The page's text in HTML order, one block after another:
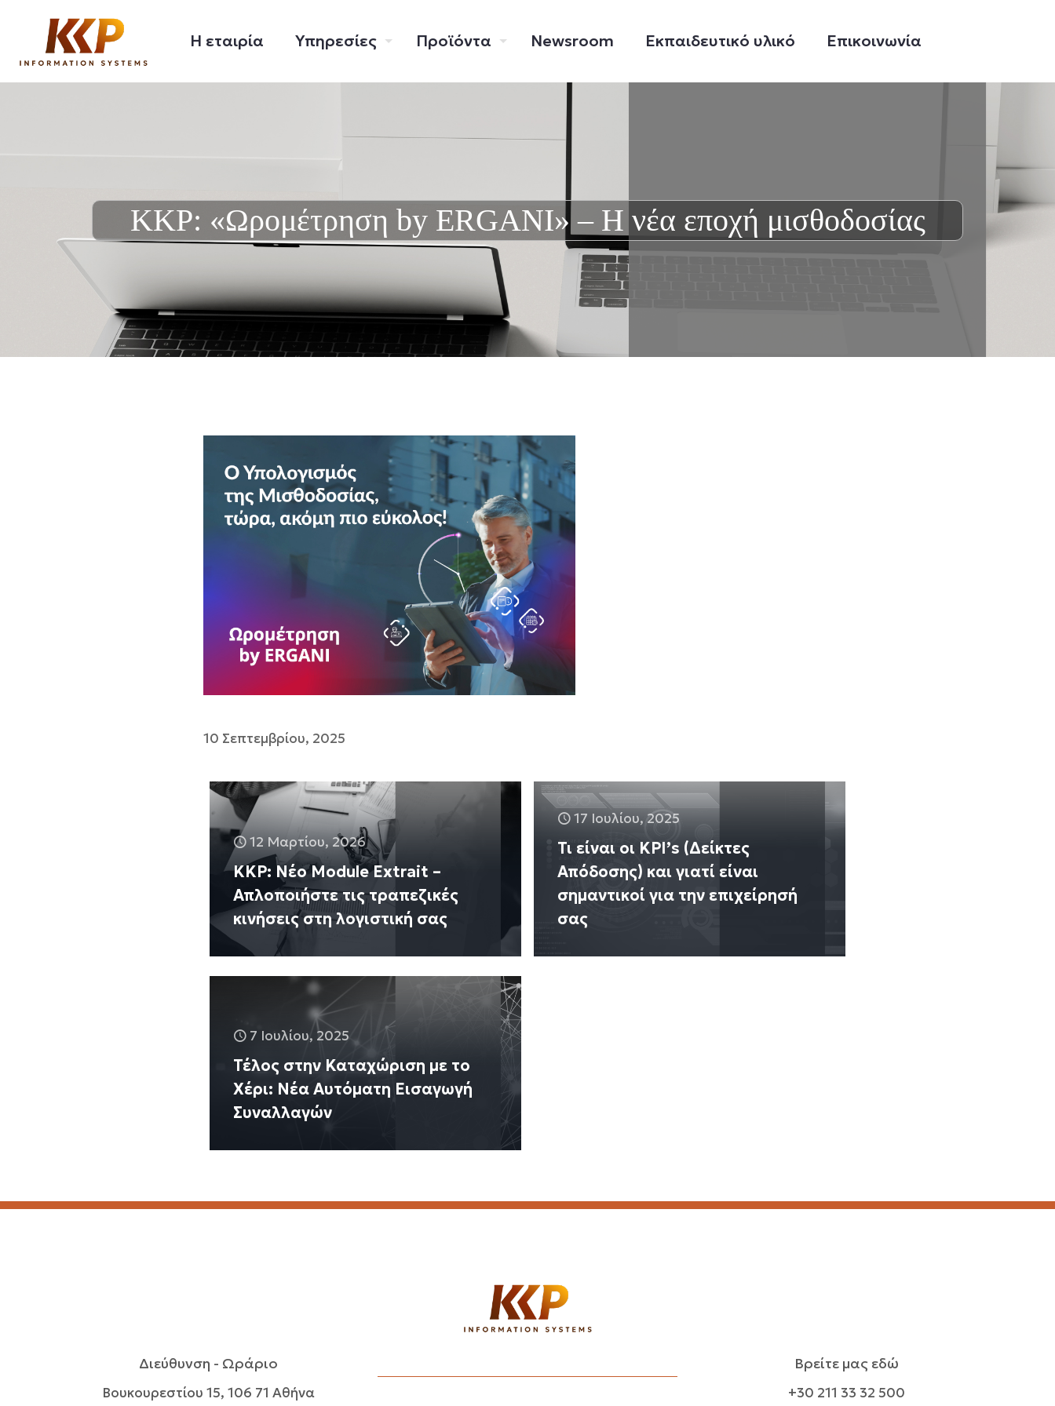
Η εταιρία Υπηρεσίες Προϊόντα Newsroom Εκπαιδευτικό υλικό Επικοινωνία
KKP: «Ωρομέτρηση by ERGANI» – Η νέα εποχή μισθοδοσίας
10 Σεπτεμβρίου, 2025
12 Μαρτίου, 2026
KKP: Νέο Module Extrait –
Απλοποιήστε τις τραπεζικές
κινήσεις στη λογιστική σας
17 Ιουλίου, 2025
Τι είναι οι KPI’s (Δείκτες
Απόδοσης) και γιατί είναι
σημαντικοί για την επιχείρησή
σας
7 Ιουλίου, 2025
Τέλος στην Καταχώριση με το
Χέρι: Νέα Αυτόματη Εισαγωγή
Συναλλαγών
Διεύθυνση - Ωράριο
Βουκουρεστίου 15, 106 71 Αθήνα
Βρείτε μας εδώ
+30 211 33 32 500